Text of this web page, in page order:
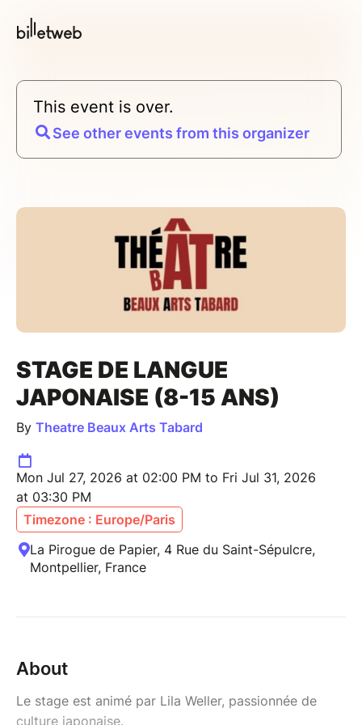
This event is over.
See other events from this organizer
STAGE DE LANGUE
JAPONAISE (8-15 ANS)
By Theatre Beaux Arts Tabard
Mon Jul 27, 2026 at 02:00 PM to Fri Jul 31, 2026
at 03:30 PM
Timezone : Europe/Paris
La Pirogue de Papier, 4 Rue du Saint-Sépulcre,
Montpellier, France
About
Le stage est animé par Lila Weller, passionnée de
culture japonaise.